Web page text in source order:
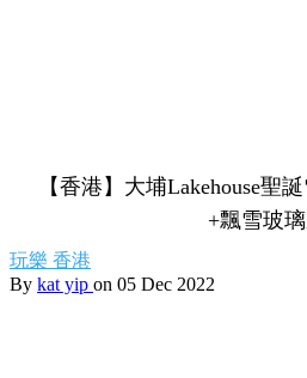
【香港】大埔Lakehouse聖
+飄雪玻
玩樂 香港
By kat yip on 05 Dec 2022